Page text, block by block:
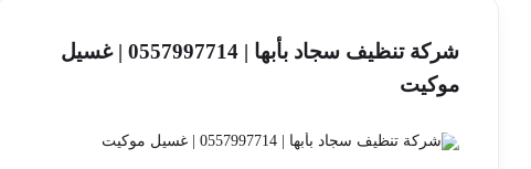
شركة تنظيف سجاد بأبها | 0557997714 | غسيل
موكيت